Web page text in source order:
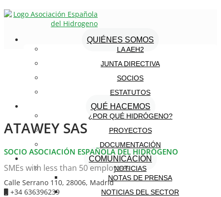
QUIÉNES SOMOS
LA AEH2
JUNTA DIRECTIVA
SOCIOS
ESTATUTOS
QUÉ HACEMOS
¿POR QUÉ HIDRÓGENO?
PROYECTOS
DOCUMENTACIÓN
COMUNICACIÓN
NOTICIAS
NOTAS DE PRENSA
NOTICIAS DEL SECTOR
ATAWEY SAS
SOCIO ASOCIACIÓN ESPAÑOLA DEL HIDRÓGENO
SMEs with less than 50 employees
Calle Serrano 110, 28006, Madrid
+34 636396239